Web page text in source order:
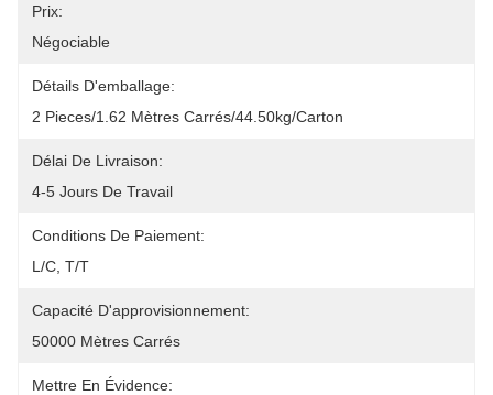
Prix:
Négociable
Détails D'emballage:
2 Pieces/1.62 Mètres Carrés/44.50kg/Carton
Délai De Livraison:
4-5 Jours De Travail
Conditions De Paiement:
L/C, T/T
Capacité D'approvisionnement:
50000 Mètres Carrés
Mettre En Évidence: